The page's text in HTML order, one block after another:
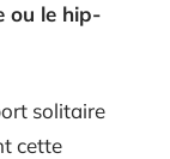
ou le hip-
solitaire
cette